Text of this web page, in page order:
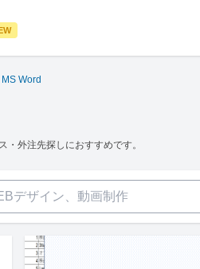
MS Word
外注先探しにおすすめです。